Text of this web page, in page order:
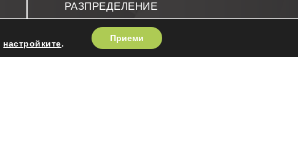
РАЗПРЕДЕЛЕНИЕ
Настройки на бисквитките
настройките.
Приеми